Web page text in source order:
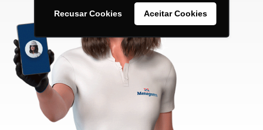
Recusar Cookies Aceitar Cookies